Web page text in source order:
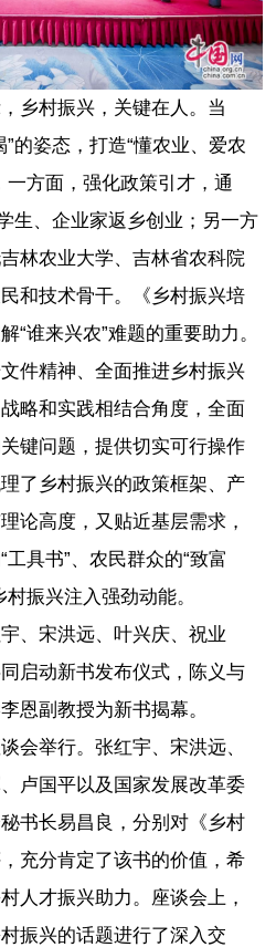
乡村振兴，关键在人。当
的姿态，打造“懂农业、爱农
一方面，强化政策引才，通
生、企业家返乡创业；另一方
林农业大学、吉林省农科院
和技术骨干。《乡村振兴培
“谁来兴农”难题的重要助力。
件精神、全面推进乡村振兴
略和实践相结合角度，全面
键问题，提供切实可行操作
了乡村振兴的政策框架、产
论高度，又贴近基层需求，
具书”、农民群众的“致富
振兴注入强劲动能。
、宋洪远、叶兴庆、祝业
启动新书发布仪式，陈义与
恩副教授为新书揭幕。
会举行。张红宇、宋洪远、
卢国平以及国家发展改革委
书长易昌良，分别对《乡村
充分肯定了该书的价值，希
人才振兴助力。座谈会上，
振兴的话题进行了深入交